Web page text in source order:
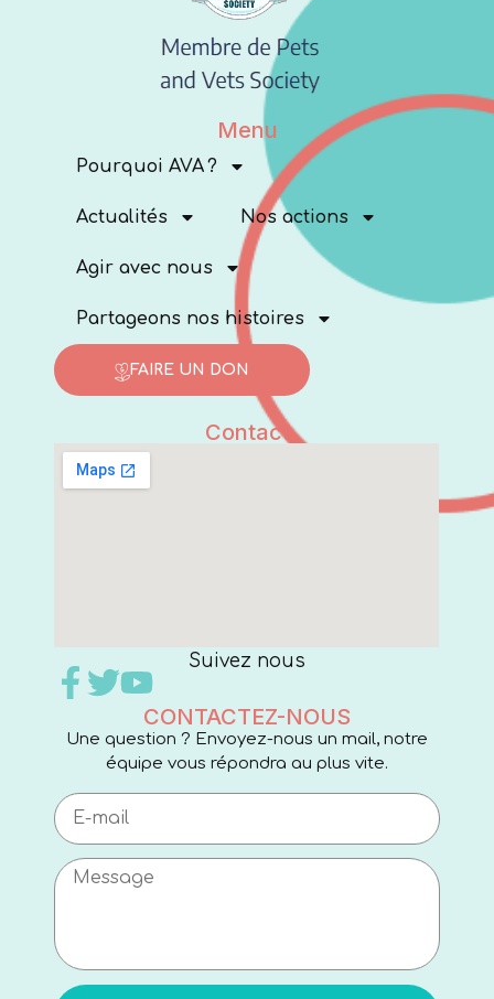
Menu
Pourquoi AVA ?
Actualités Nos actions
Agir avec nous
Partageons nos histoires
FAIRE UN DON
Contact
Suivez nous
CONTACTEZ-NOUS
Une question ? Envoyez-nous un mail, notre
équipe vous répondra au plus vite.